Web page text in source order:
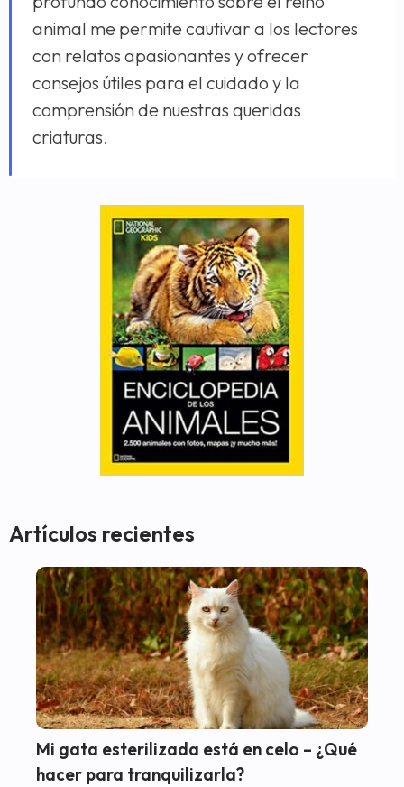
animal me permite cautivar a los lectores
con relatos apasionantes y ofrecer
consejos útiles para el cuidado y la
comprensión de nuestras queridas
criaturas.
Artículos recientes
Mi gata esterilizada está en celo – ¿Qué
hacer para tranquilizarla?